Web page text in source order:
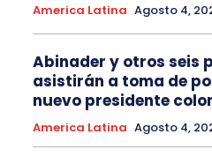
America Latina Agosto 4,
Abinader y otros seis
asistirán a toma de
nuevo presidente
America Latina Agosto 4,